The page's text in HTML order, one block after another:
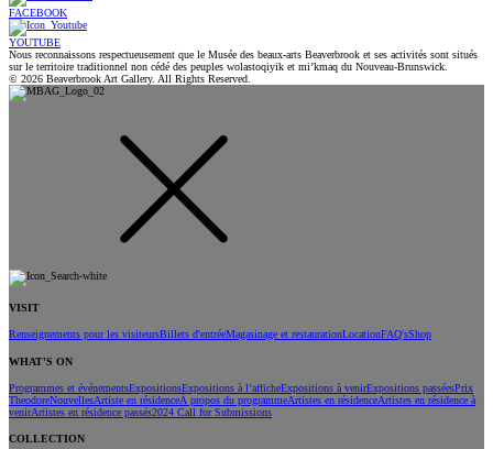
FACEBOOK
YOUTUBE
Nous reconnaissons respectueusement que le Musée des beaux-arts Beaverbrook et ses activités sont situés
sur le territoire traditionnel non cédé des peuples wolastoqiyik et mi’kmaq du Nouveau-Brunswick.
© 2026 Beaverbrook Art Gallery. All Rights Reserved.
VISIT
Renseignements pour les visiteursBillets d'entréeMagasinage et restaurationLocationFAQ'sShop
WHAT'S ON
Programmes et événementsExpositionsExpositions à l’afficheExpositions à venirExpositions passéesPrix
TheodoreNouvellesArtiste en résidenceÀ propos du programmeArtistes en résidenceArtistes en résidence à
venirArtistes en résidence passés2024 Call for Submissions
COLLECTION